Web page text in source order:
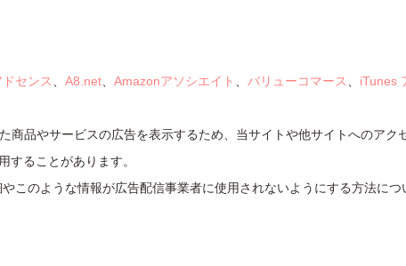
センス A8.net Amazonアソシエイト バリューコマース iTunes
商品やサービスの広告を表示するため、当サイトや他サイトへのアク
することがあります。
このような情報が広告配信事業者に使用されないようにする方法につ